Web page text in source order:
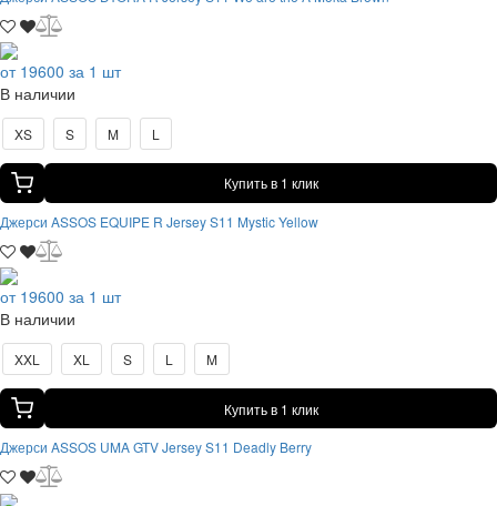
от 19600 за 1 шт
В наличии
XS S M L
Купить в 1 клик
Джерси ASSOS EQUIPE R Jersey S11 Mystic Yellow
от 19600 за 1 шт
В наличии
XXL XL S L M
Купить в 1 клик
Джерси ASSOS UMA GTV Jersey S11 Deadly Berry